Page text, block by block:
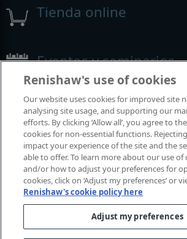
Tienda online
Eventos y seminarios
mundo
© 2001-2026 Renishaw plc. Todos los
Póngase en contacto con nosotros|
Renishaw's use of cookies
Our website uses cookies for improved site
analysing site usage, and supporting our
efforts. By clicking ‘Allow all’, you agree to
cookies for non-essential functions.
impact your experience of the site and the
able to offer. To learn more about our use of
and/or how to adjust your preferences for
cookies, click on ‘Adjust my preferences’ or
Renishaw's cookie policy here
Adjust my preferences